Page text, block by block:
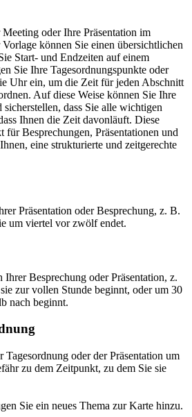
oder Ihre Präsentation im
können Sie einen übersichtlichen
Start- und Endzeiten auf einem
Sie Ihre Tagesordnungspunkte oder
Uhr ein, um die Zeit für jeden Abschnitt
Auf diese Weise können Sie Ihre
dass Sie alle wichtigen
Ihnen die Zeit davonläuft. Diese
für Besprechungen, Präsentationen und
eine strukturierte und zeitgerechte
Präsentation oder Besprechung, z. B.
um viertel vor zwölf endet.
Besprechung oder Präsentation, z.
zur vollen Stunde beginnt, oder um 30
nach beginnt.
Tagesordnung oder der Präsentation um
zu dem Zeitpunkt, zu dem Sie sie
Sie ein neues Thema zur Karte hinzu.